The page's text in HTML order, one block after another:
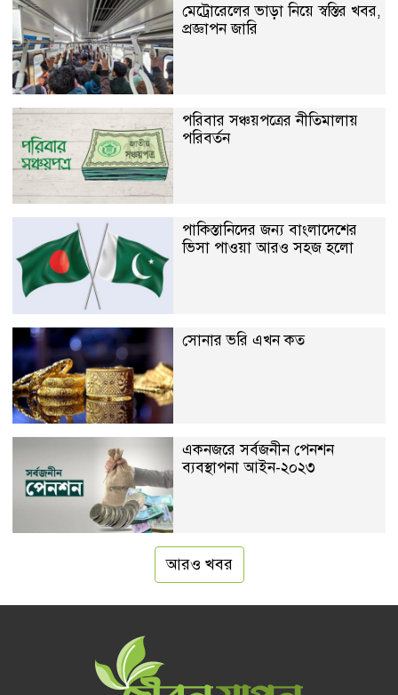
মেট্রোরেলের ভাড়া নিয়ে স্বস্তির খবর,
প্রজ্ঞাপন জারি
পরিবার সঞ্চয়পত্রের নীতিমালায়
পরিবর্তন
পাকিস্তানিদের জন্য বাংলাদেশের
ভিসা পাওয়া আরও সহজ হলো
সোনার ভরি এখন কত
একনজরে সর্বজনীন পেনশন
ব্যবস্থাপনা আইন-২০২৩
আরও খবর